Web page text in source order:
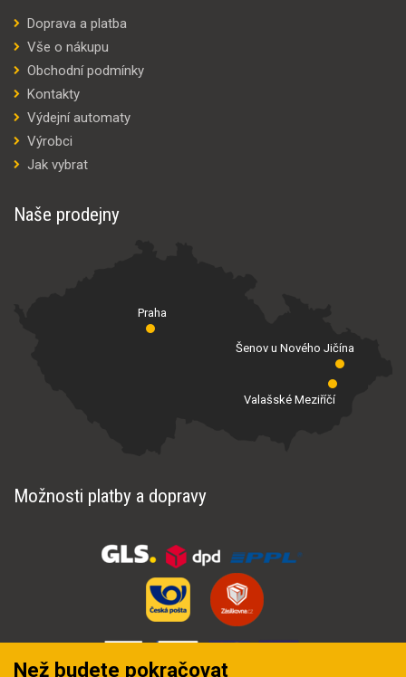
Doprava a platba
Vše o nákupu
Obchodní podmínky
Kontakty
Výdejní automaty
Výrobci
Jak vybrat
Naše prodejny
Praha
Valašské Meziříčí
Šenov u Nového Jičína
Možnosti platby a dopravy
Než budete pokračovat